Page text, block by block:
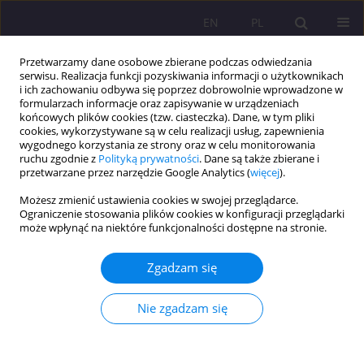
Przetwarzamy dane osobowe zbierane podczas odwiedzania
serwisu. Realizacja funkcji pozyskiwania informacji o użytkownikach
i ich zachowaniu odbywa się poprzez dobrowolnie wprowadzone w
formularzach informacje oraz zapisywanie w urządzeniach
końcowych plików cookies (tzw. ciasteczka). Dane, w tym pliki
cookies, wykorzystywane są w celu realizacji usług, zapewnienia
wygodnego korzystania ze strony oraz w celu monitorowania
ruchu zgodnie z Polityką prywatności. Dane są także zbierane i
przetwarzane przez narzędzie Google Analytics (więcej).
Możesz zmienić ustawienia cookies w swojej przeglądarce.
Ograniczenie stosowania plików cookies w konfiguracji przeglądarki
może wpłynąć na niektóre funkcjonalności dostępne na stronie.
Zgadzam się
Nie zgadzam się
PL
EN
Słowo kluczoweaksjologia
pedagogiczna
ARTYKUŁ ORYGINALNY
PEDAGOGICZNA AKSJOLOGIA JANA PAWŁA II JAKO
REMEDIUM NA KRYZYS EKOLOGICZNY
Sebastian Sobczuk